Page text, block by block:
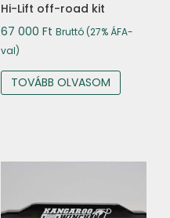
Hi-Lift off-road kit
67 000 Ft Bruttó (27% ÁFA-
val)
TOVÁBB OLVASOM